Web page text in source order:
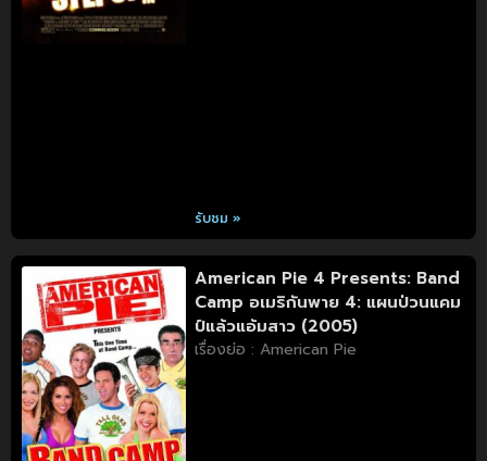
รับชม »
American Pie 4 Presents: Band
Camp อเมริกันพาย 4: แผนป่วนแคม
ป์แล้วแอ้มสาว (2005)
เรื่องย่อ : American Pie